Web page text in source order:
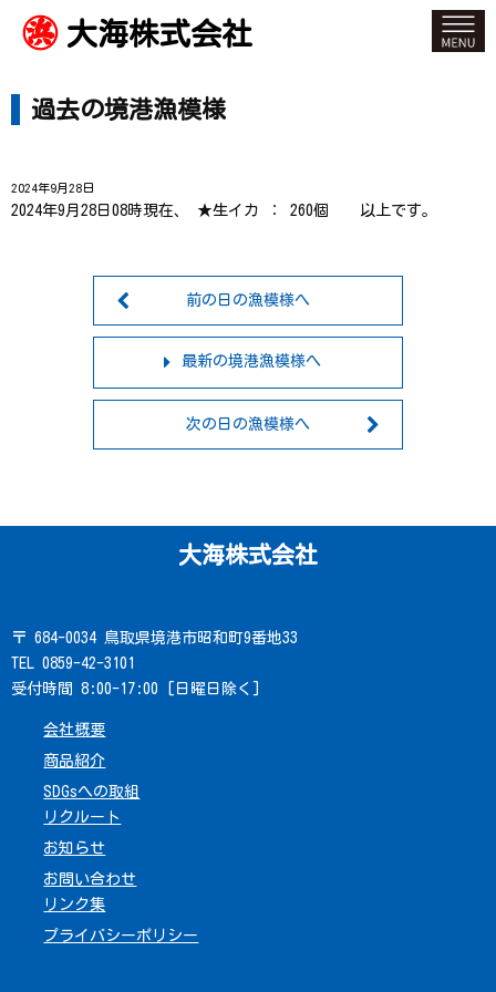
大海株式会社
過去の境港漁模様
2024年9月28日
2024年9月28日08時現在、 ★生イカ ： 260個 以上です。
前の日の漁模様へ
最新の境港漁模様へ
次の日の漁模様へ
大海株式会社
〒 684-0034 鳥取県境港市昭和町9番地33
TEL 0859-42-3101
受付時間 8:00-17:00 [日曜日除く]
会社概要
商品紹介
SDGsへの取組
リクルート
お知らせ
お問い合わせ
リンク集
プライバシーポリシー